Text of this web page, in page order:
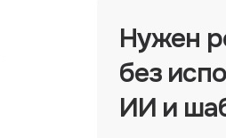
Нужен
без
ИИ и